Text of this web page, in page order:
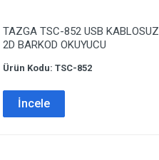
TAZGA TSC-852 USB KABLOSUZ
2D BARKOD OKUYUCU
Ürün Kodu: TSC-852
İncele